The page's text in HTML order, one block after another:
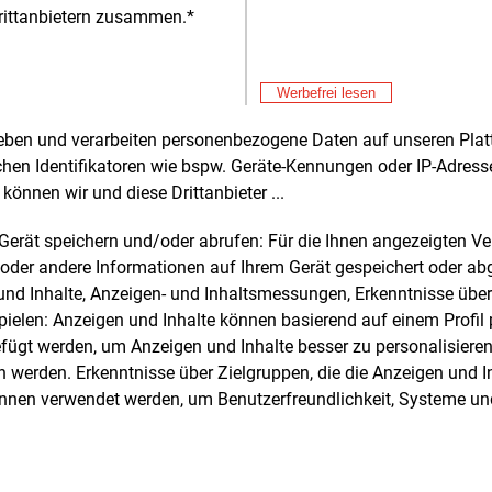
zusammen.*
Werbefrei lesen
und verarbeiten personenbezogene Daten auf unseren
Identifikatoren wie bspw. Geräte-Kennungen oder IP-
wir und diese Drittanbieter ...
speichern und/oder abrufen: Für die Ihnen angezeigten
andere Informationen auf Ihrem Gerät gespeichert oder
Inhalte, Anzeigen- und Inhaltsmessungen, Erkenntnisse
Anzeigen und Inhalte können basierend auf einem Profil
werden, um Anzeigen und Inhalte besser zu
werden. Erkenntnisse über Zielgruppen, die die Anzeigen und
verwendet werden, um Benutzerfreundlichkeit, Systeme
unseren Beitrag zum
ist Eneco Energy Trade. Der
des Lichtblick Mutterkonzerns
soll künftig den Energiehandel für die
Energieunternehmens
dessen Mehrheitseigner mit 80
Prozent
Unternehmen Mitsubishi ist.
japanischen Stromanbieter
gehören die übrigen 20 Prozent.
Alle
E&M
E&M
E&M